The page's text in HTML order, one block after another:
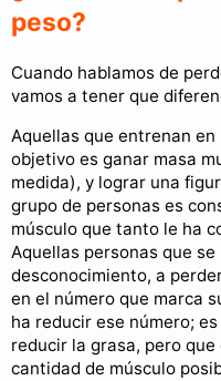
peso?
Cuando hablamos de
vamos a tener que
Aquellas que entrenan
objetivo es ganar masa
medida), y lograr una
grupo de personas es
músculo que tanto le ha
Aquellas personas que se
desconocimiento, a
en el número que marca
ha reducir ese número;
reducir la grasa, pero
cantidad de músculo